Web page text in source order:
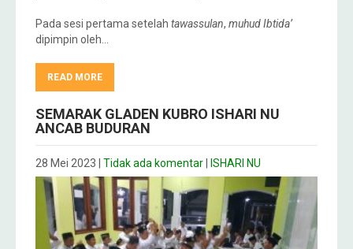
Pada sesi pertama setelah tawassulan, muhud Ibtida’
dipimpin oleh…
READ MORE
SEMARAK GLADEN KUBRO ISHARI NU
ANCAB BUDURAN
28 Mei 2023 Tidak ada komentar ISHARI NU